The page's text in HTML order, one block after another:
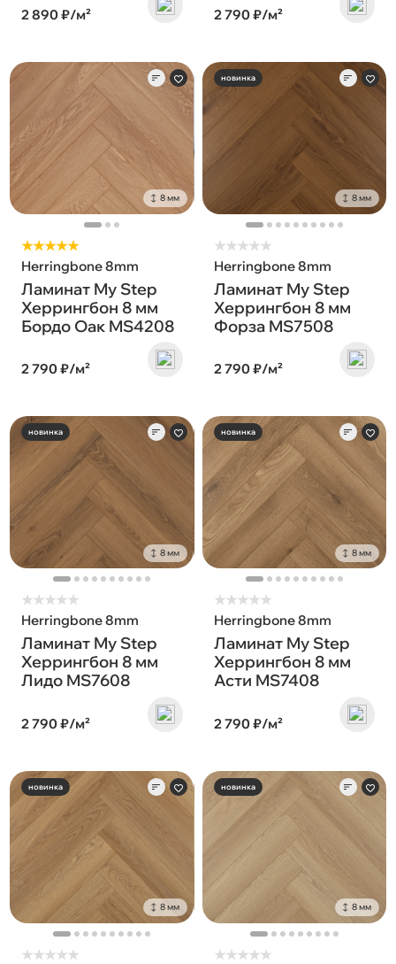
2 890 ₽/м² 2 790 ₽/м²
8 мм
★★★★★
Herringbone 8mm
Ламинат My Step
Херрингбон 8 мм
Бордо Оак MS4208
2 790 ₽/м²
новинка
8 мм
★★★★★
Herringbone 8mm
Ламинат My Step
Херрингбон 8 мм
Форза MS7508
2 790 ₽/м²
новинка
8 мм
★★★★★
Herringbone 8mm
Ламинат My Step
Херрингбон 8 мм
Лидо MS7608
2 790 ₽/м²
новинка
8 мм
★★★★★
Herringbone 8mm
Ламинат My Step
Херрингбон 8 мм
Асти MS7408
2 790 ₽/м²
новинка
8 мм
★★★★★
новинка
8 мм
★★★★★